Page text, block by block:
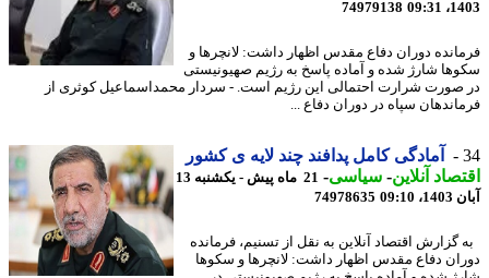
74979138
دوران دفاع مقدس اظهار داشت: لانچرها و
شارژ شده و آماده پاسخ به رژیم صهیونیستی
شرارت احتمالی این رژیم است. - سردار محمداسماعیل کوثری از
سپاه در دوران دفاع ...
آمادگی کامل پدافند چند لایه ی کشور
آنلاین-سیاسی-
21 ماه پیش - یکشنبه 13
74978635
اقتصاد آنلاین به نقل از تسنیم، فرمانده
دفاع مقدس اظهار داشت: لانچرها و سکوها